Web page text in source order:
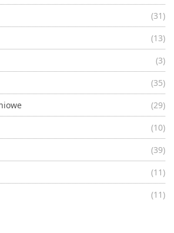
(31)
(13)
(3)
(35)
(29)
(10)
(39)
(11)
(11)